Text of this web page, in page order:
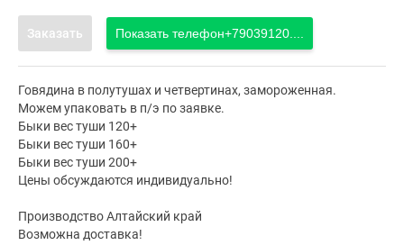
Заказать Показать телефон+79039120....
Говядина в полутушах и четвертинах, замороженная.
Можем упаковать в п/э по заявке.
Быки вес туши 120+
Быки вес туши 160+
Быки вес туши 200+
Цены обсуждаются индивидуально!
Производство Алтайский край
Возможна доставка!